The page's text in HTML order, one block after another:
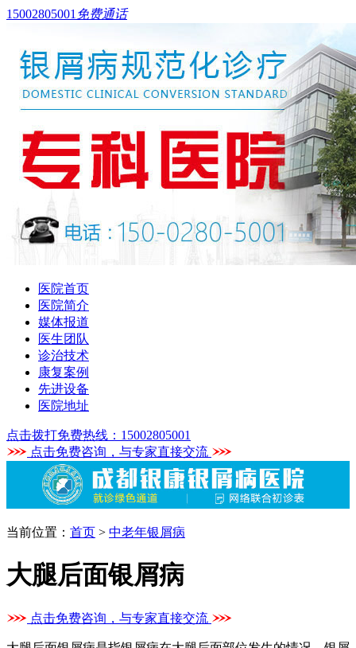
15002805001 免费通话
医院首页
医院简介
媒体报道
医生团队
诊治技术
康复案例
先进设备
医院地址
点击拨打免费热线：15002805001
点击免费咨询，与专家直接交流
当前位置： 首页 > 中老年银屑病
大腿后面银屑病
点击免费咨询，与专家直接交流